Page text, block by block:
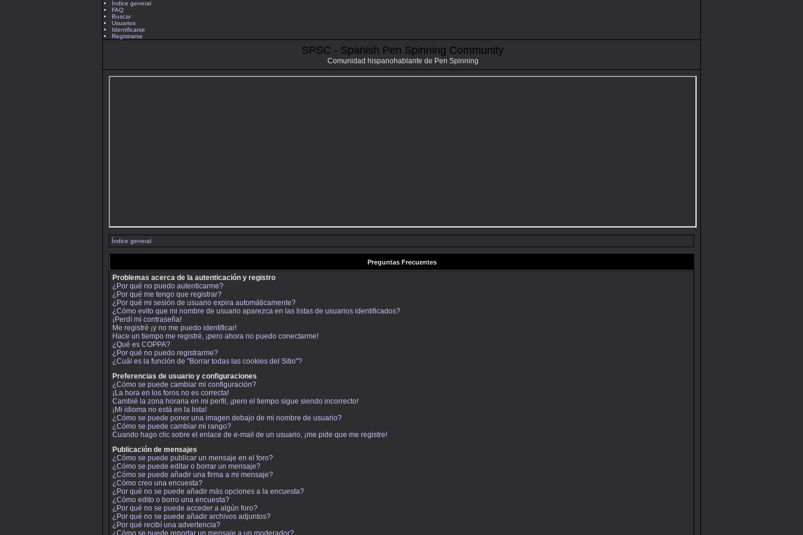
Índice general
FAQ
Buscar
Usuarios
Identificarse
Registrarse
SPSC - Spanish Pen Spinning Community
Comunidad hispanohablante de Pen Spinning
Índice general
Preguntas Frecuentes
Problemas acerca de la autenticación y registro
¿Por qué no puedo autenticarme?
¿Por qué me tengo que registrar?
¿Por qué mi sesión de usuario expira automáticamente?
¿Cómo evito que mi nombre de usuario aparezca en las listas de usuarios identificados?
¡Perdí mi contraseña!
Me registré ¡y no me puedo identificar!
Hace un tiempo me registré, ¡pero ahora no puedo conectarme!
¿Qué es COPPA?
¿Por qué no puedo registrarme?
¿Cuál es la función de "Borrar todas las cookies del Sitio"?
Preferencias de usuario y configuraciones
¿Cómo se puede cambiar mi configuración?
¡La hora en los foros no es correcta!
Cambié la zona horaria en mi perfil, ¡pero el tiempo sigue siendo incorrecto!
¡Mi idioma no está en la lista!
¿Cómo se puede poner una imagen debajo de mi nombre de usuario?
¿Cómo se puede cambiar mi rango?
Cuando hago clic sobre el enlace de e-mail de un usuario, ¡me pide que me registre!
Publicación de mensajes
¿Cómo se puede publicar un mensaje en el foro?
¿Cómo se puede editar o borrar un mensaje?
¿Cómo se puede añadir una firma a mi mensaje?
¿Cómo creo una encuesta?
¿Por qué no se puede añadir más opciones a la encuesta?
¿Cómo edito o borro una encuesta?
¿Por qué no se puede acceder a algún foro?
¿Por qué no se puede añadir archivos adjuntos?
¿Por qué recibí una advertencia?
¿Cómo se puede reportar un mensaje a un moderador?